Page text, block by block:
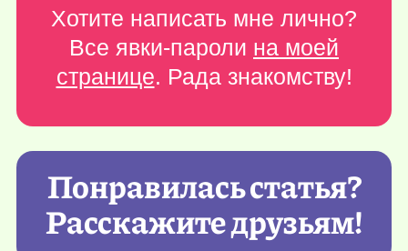
Хотите написать мне лично?
Все явки-пароли на моей
странице. Рада знакомству!
Понравилась статья?
Расскажите друзьям!